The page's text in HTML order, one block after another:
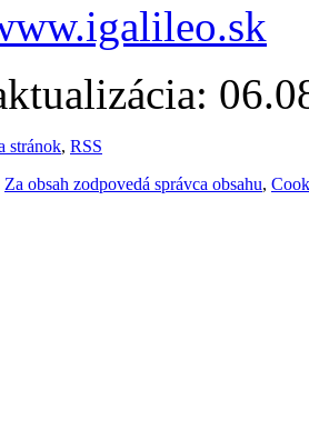
stránok, RSS
Za obsah zodpovedá správca obsahu,